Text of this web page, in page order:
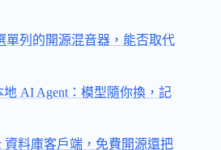
單列的開源混音器，能否取代
地 AI Agent：模型隨你換，記
資料庫客戶端，免費開源還把